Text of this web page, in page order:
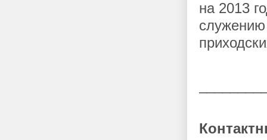
на 2013
служению